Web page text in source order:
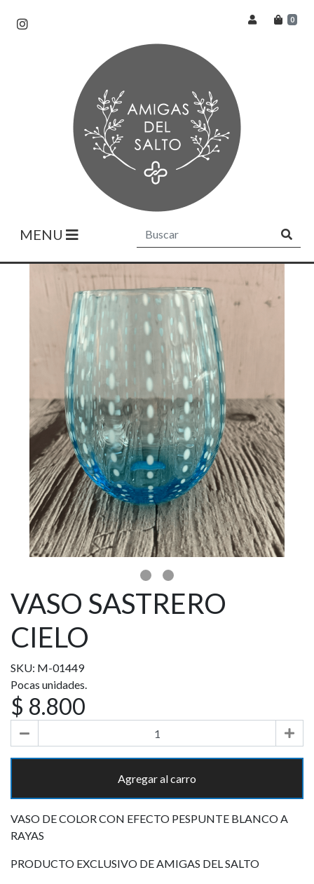
0
MENU
VASO SASTRERO
CIELO
SKU: M-01449
Pocas unidades.
$ 8.800
Agregar al carro
VASO DE COLOR CON EFECTO PESPUNTE BLANCO A
RAYAS
PRODUCTO EXCLUSIVO DE AMIGAS DEL SALTO